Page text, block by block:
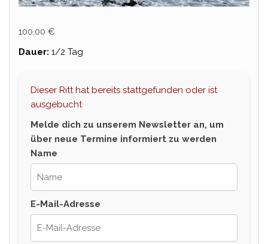
100,00 €
Dauer: 1/2 Tag
Dieser Ritt hat bereits stattgefunden oder ist
ausgebucht
Melde dich zu unserem Newsletter an, um
über neue Termine informiert zu werden
Name
E-Mail-Adresse